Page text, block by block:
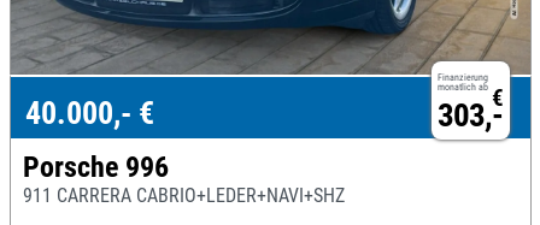
Finanzierung
monatlich ab €
303,-
40.000,- €
Porsche 996
911 CARRERA CABRIO+LEDER+NAVI+SHZ